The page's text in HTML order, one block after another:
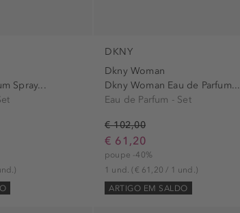
Spray...
DKNY
Dkny Woman
Dkny Woman Eau de Parfum...
Eau de Parfum - Set
€ 102,00
€ 61,20
poupe -40%
1 und.(€ 61,20 / 1 und.)
ARTIGO EM SALDO